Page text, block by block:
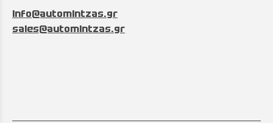
info@automintzas.gr
sales@automintzas.gr